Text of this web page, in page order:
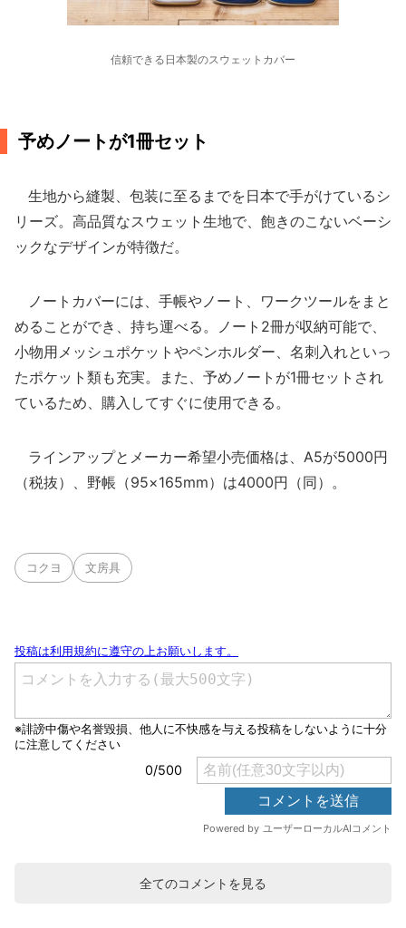
信頼できる日本製のスウェットカバー
予めノートが1冊セット
生地から縫製、包装に至るまでを日本で手がけているシ
リーズ。高品質なスウェット生地で、飽きのこないベーシ
ックなデザインが特徴だ。
ノートカバーには、手帳やノート、ワークツールをまと
めることができ、持ち運べる。ノート2冊が収納可能で、
小物用メッシュポケットやペンホルダー、名刺入れといっ
たポケット類も充実。また、予めノートが1冊セットされ
ているため、購入してすぐに使用できる。
ラインアップとメーカー希望小売価格は、A5が5000円
（税抜）、野帳（95×165mm）は4000円（同）。
コクヨ 文房具
全てのコメントを見る